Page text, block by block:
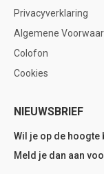
Privacyverklaring
Algemene
Colofon
Cookies
NIEUWSBRIEF
Wil je op de hoogte
Meld je dan aan